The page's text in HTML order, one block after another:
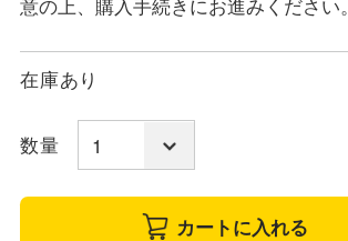
意の上、購入手続きにお進みください。
在庫あり
数量
カートに入れる